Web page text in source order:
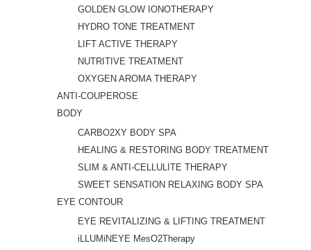
GOLDEN GLOW IONOTHERAPY
HYDRO TONE TREATMENT
LIFT ACTIVE THERAPY
NUTRITIVE TREATMENT
OXYGEN AROMA THERAPY
ANTI-COUPEROSE
BODY
CARBO2XY BODY SPA
HEALING & RESTORING BODY TREATMENT
SLIM & ANTI-CELLULITE THERAPY
SWEET SENSATION RELAXING BODY SPA
EYE CONTOUR
EYE REVITALIZING & LIFTING TREATMENT
iLLUMiNEYE MesO2Therapy